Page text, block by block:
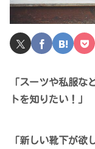
「スーツや私服な
トを知りたい！」
「新しい靴下が欲